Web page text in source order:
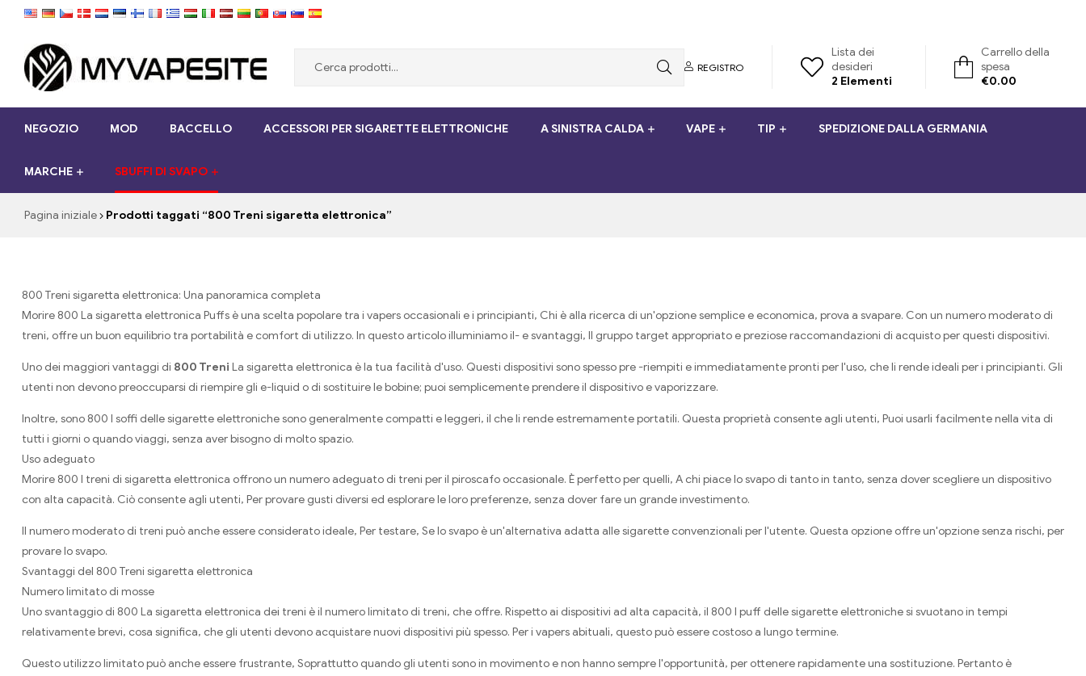
Myvapesite.de
sigarette
elettroniche
a
myvapesite.de
REGISTRO
Lista dei
desideri
2 Elementi
Carrello della
spesa
€0.00
NEGOZIO MOD BACCELLO ACCESSORI PER SIGARETTE ELETTRONICHE A SINISTRA CALDA VAPE TIP SPEDIZIONE DALLA GERMANIA
MARCHE SBUFFI DI SVAPO
Pagina iniziale Prodotti taggati “800 Treni sigaretta elettronica”
800 Treni sigaretta elettronica: Una panoramica completa
Morire 800 La sigaretta elettronica Puffs è una scelta popolare tra i vapers occasionali e i principianti, Chi è alla ricerca di un'opzione semplice e economica, prova a svapare. Con un numero moderato di
treni, offre un buon equilibrio tra portabilità e comfort di utilizzo. In questo articolo illuminiamo il- e svantaggi, Il gruppo target appropriato e preziose raccomandazioni di acquisto per questi dispositivi.
Uno dei maggiori vantaggi di 800 Treni La sigaretta elettronica è la tua facilità d'uso. Questi dispositivi sono spesso pre -riempiti e immediatamente pronti per l'uso, che li rende ideali per i principianti. Gli
utenti non devono preoccuparsi di riempire gli e-liquid o di sostituire le bobine; puoi semplicemente prendere il dispositivo e vaporizzare.
Inoltre, sono 800 I soffi delle sigarette elettroniche sono generalmente compatti e leggeri, il che li rende estremamente portatili. Questa proprietà consente agli utenti, Puoi usarli facilmente nella vita di
tutti i giorni o quando viaggi, senza aver bisogno di molto spazio.
Uso adeguato
Morire 800 I treni di sigaretta elettronica offrono un numero adeguato di treni per il piroscafo occasionale. È perfetto per quelli, A chi piace lo svapo di tanto in tanto, senza dover scegliere un dispositivo
con alta capacità. Ciò consente agli utenti, Per provare gusti diversi ed esplorare le loro preferenze, senza dover fare un grande investimento.
Il numero moderato di treni può anche essere considerato ideale, Per testare, Se lo svapo è un'alternativa adatta alle sigarette convenzionali per l'utente. Questa opzione offre un'opzione senza rischi, per
provare lo svapo.
Svantaggi del 800 Treni sigaretta elettronica
Numero limitato di mosse
Uno svantaggio di 800 La sigaretta elettronica dei treni è il numero limitato di treni, che offre. Rispetto ai dispositivi ad alta capacità, il 800 I puff delle sigarette elettroniche si svuotano in tempi
relativamente brevi, cosa significa, che gli utenti devono acquistare nuovi dispositivi più spesso. Per i vapers abituali, questo può essere costoso a lungo termine.
Questo utilizzo limitato può anche essere frustrante, Soprattutto quando gli utenti sono in movimento e non hanno sempre l'opportunità, per ottenere rapidamente una sostituzione. Pertanto è